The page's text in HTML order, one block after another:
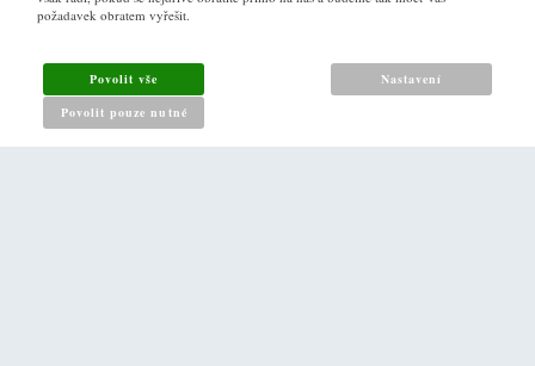
Jak nakupovat
Reklamační řád
Zásady pro nakládání s osobními údaji
požadavek obratem vyřešit.
Povolit vše
Povolit pouze nutné
Nastavení